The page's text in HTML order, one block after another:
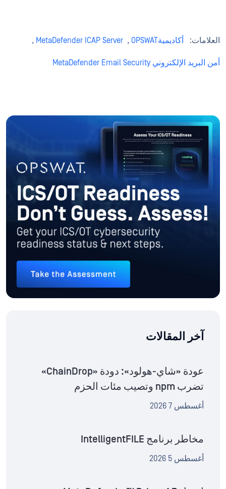
العلامات: أكاديميةOPSWAT ,
MetaDefender ICAP Server
,
أمن البريد الإلكتروني MetaDefender Email Security
آخر المقالات
عودة «شاي-هولود»: دودة «ChainDrop»
تضرب npm وتصيب مئات الحزم
أغسطس 7 2026
مخاطر برنامج IntelligentFILE
أغسطس 5 2026